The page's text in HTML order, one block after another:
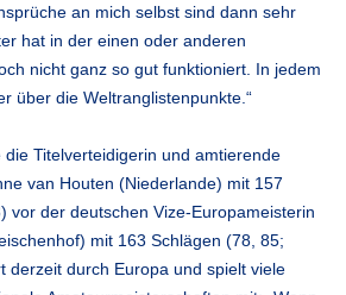
an mich selbst sind dann sehr
hat in der einen oder anderen
nicht ganz so gut funktioniert. In jedem
über die Weltranglistenpunkte.“
die Titelverteidigerin und amtierende
van Houten (Niederlande) mit 157
vor der deutschen Vize-Europameisterin
mit 163 Schlägen (78, 85;
derzeit durch Europa und spielt viele